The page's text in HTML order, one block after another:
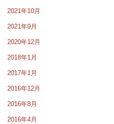
2021年10月
2021年9月
2020年12月
2018年1月
2017年1月
2016年12月
2016年8月
2016年4月